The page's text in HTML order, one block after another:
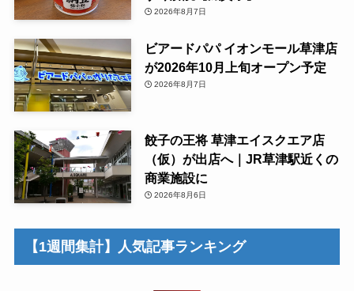
2026年8月7日
ビアードパパ イオンモール草津店
が2026年10月上旬オープン予定
2026年8月7日
餃子の王将 草津エイスクエア店
（仮）が出店へ｜JR草津駅近くの
商業施設に
2026年8月6日
【1週間集計】人気記事ランキング